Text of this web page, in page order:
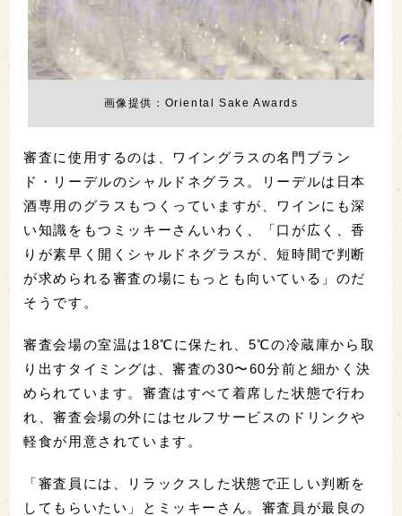
画像提供：Oriental Sake Awards
審査に使用するのは、ワイングラスの名門ブラン
ド・リーデルのシャルドネグラス。リーデルは日本
酒専用のグラスもつくっていますが、ワインにも深
い知識をもつミッキーさんいわく、「口が広く、香
りが素早く開くシャルドネグラスが、短時間で判断
が求められる審査の場にもっとも向いている」のだ
そうです。
審査会場の室温は18℃に保たれ、5℃の冷蔵庫から取
り出すタイミングは、審査の30〜60分前と細かく決
められています。審査はすべて着席した状態で行わ
れ、審査会場の外にはセルフサービスのドリンクや
軽食が用意されています。
「審査員には、リラックスした状態で正しい判断を
してもらいたい」とミッキーさん。審査員が最良の